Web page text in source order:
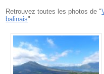
Retrouvez toutes les photos de "
balinais"